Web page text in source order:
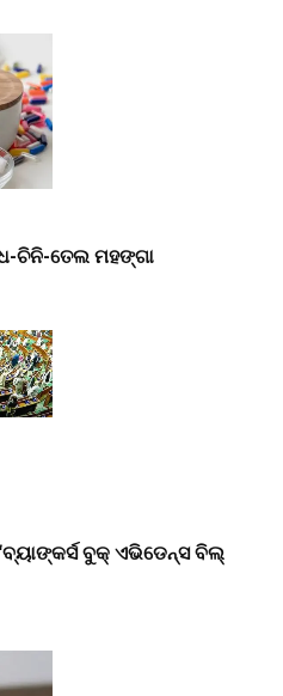
ଚିନି-ତେଲ ମହଙ୍ଗା
ବୁକ୍ ଏଭିଡେନ୍ସ ବିଲ୍